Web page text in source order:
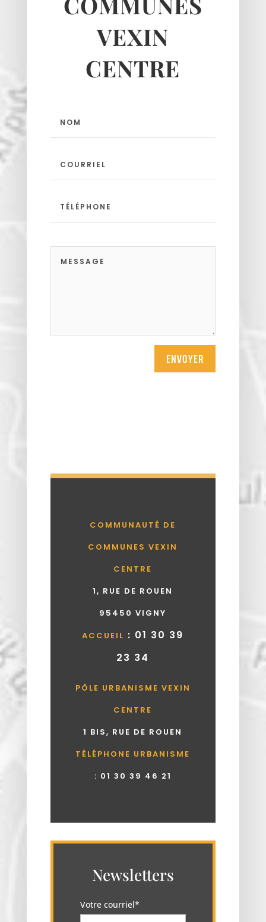
Neuilly-en-vexin
Seraincourt
Themericourt
Theuville
VEXIN
CENTRE
ENVOYER
COMMUNAUTÉ DE
COMMUNES VEXIN
CENTRE
1, RUE DE ROUEN
95450 VIGNY
ACCUEIL : 01 30 39
23 34
PÔLE URBANISME VEXIN
CENTRE
1 BIS, RUE DE ROUEN
TÉLÉPHONE URBANISME
: 01 30 39 46 21
Newsletters
Votre courriel*